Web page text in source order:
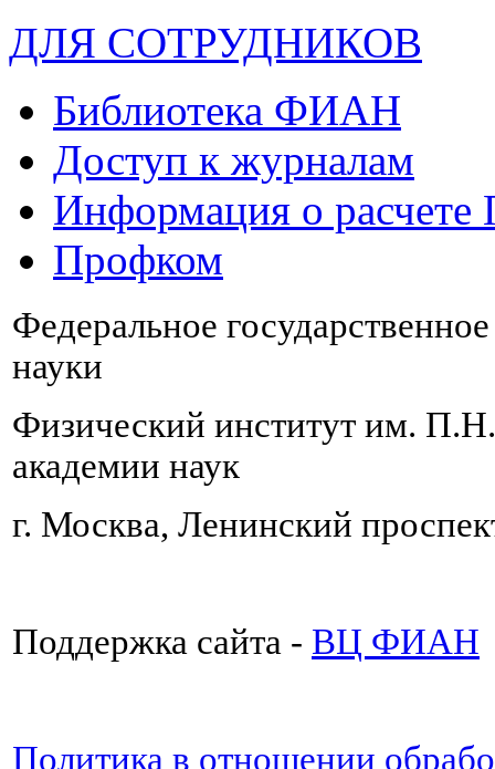
ДЛЯ СОТРУДНИКОВ
Библиотека ФИАН
Доступ к журналам
Информация о
Профком
Федеральное
науки
Физический институт им.
академии наук
г. Москва, Ленинский
Поддержка сайта - ВЦ ФИАН
Политика в отношении